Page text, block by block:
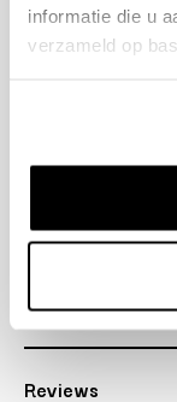
informatie die u
verzameld op
OPENINGSTIJDEN
Over ons
Reviews